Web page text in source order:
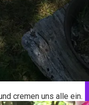
cremen uns alle ein.